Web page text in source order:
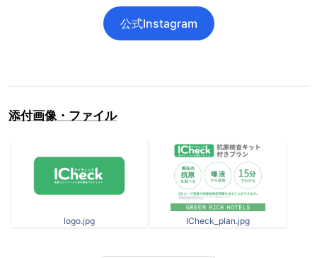
公式Instagram
添付画像・ファイル
logo.jpg ICheck_plan.jpg